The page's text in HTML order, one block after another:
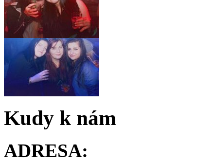
Kudy k nám
ADRESA: